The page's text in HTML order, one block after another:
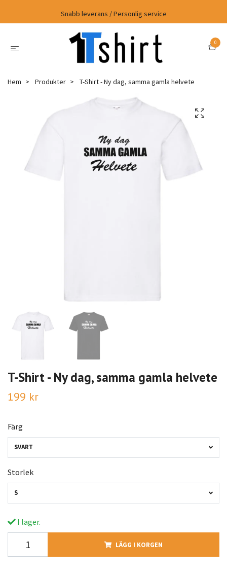
Snabb leverans / Personlig service
0
Hem Produkter T-Shirt - Ny dag, samma gamla helvete
T-Shirt - Ny dag, samma gamla helvete
199 kr
Färg
SVART
Storlek
S
I lager.
LÄGG I KORGEN